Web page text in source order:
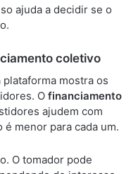
ajuda a decidir se o
coletivo
plataforma mostra os
O financiamento
ajudem com
menor para cada um.
O tomador pode